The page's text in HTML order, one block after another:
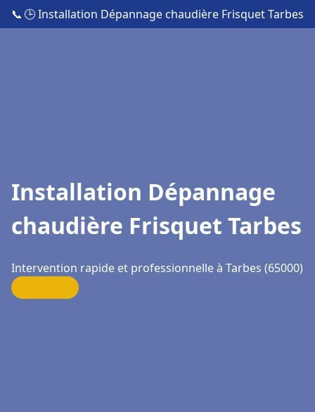
📞 🕒 Installation Dépannage chaudière Frisquet Tarbes
Installation Dépannage
chaudière Frisquet Tarbes
Intervention rapide et professionnelle à Tarbes (65000)